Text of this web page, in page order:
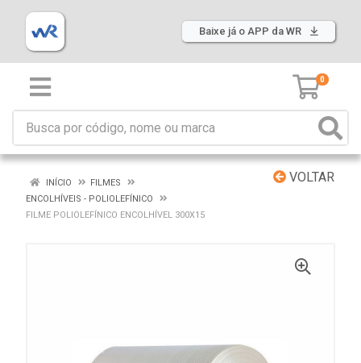
Baixe já o APP da WR
0
VOLTAR
INÍCIO
FILMES
ENCOLHÍVEIS - POLIOLEFÍNICO
FILME POLIOLEFÍNICO ENCOLHÍVEL 300X15